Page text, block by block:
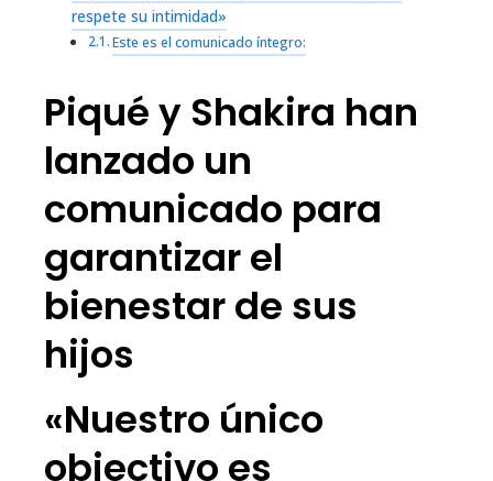
respete su intimidad»
Este es el comunicado íntegro:
Piqué y Shakira han
lanzado un
comunicado para
garantizar el
bienestar de sus
hijos
«Nuestro único
objectivo es